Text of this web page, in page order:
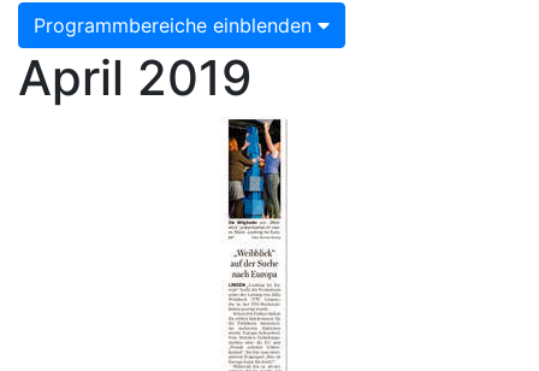
Programmbereiche einblenden
April 2019